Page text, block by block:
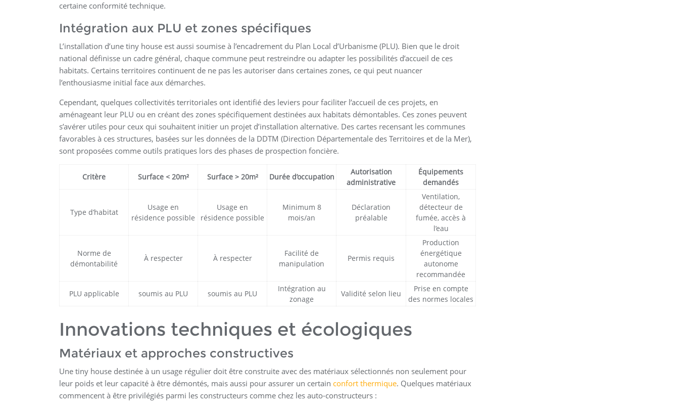
certaine conformité technique.
Intégration aux PLU et zones spécifiques
L’installation d’une tiny house est aussi soumise à l’encadrement du Plan Local d’Urbanisme (PLU). Bien que le droit
national définisse un cadre général, chaque commune peut restreindre ou adapter les possibilités d’accueil de ces
habitats. Certains territoires continuent de ne pas les autoriser dans certaines zones, ce qui peut nuancer
l’enthousiasme initial face aux démarches.
Cependant, quelques collectivités territoriales ont identifié des leviers pour faciliter l’accueil de ces projets, en
aménageant leur PLU ou en créant des zones spécifiquement destinées aux habitats démontables. Ces zones peuvent
s’avérer utiles pour ceux qui souhaitent initier un projet d’installation alternative. Des cartes recensant les communes
favorables à ces structures, basées sur les données de la DDTM (Direction Départementale des Territoires et de la Mer),
sont proposées comme outils pratiques lors des phases de prospection foncière.
Critère Surface < 20m² Surface > 20m² Durée d’occupation
Autorisation
administrative
Équipements
demandés
Type d’habitat
Usage en
résidence possible
Usage en
résidence possible
Minimum 8
mois/an
Déclaration
préalable
Ventilation,
détecteur de
fumée, accès à
l’eau
Norme de
démontabilité
À respecter À respecter
Facilité de
manipulation
Permis requis
Production
énergétique
autonome
recommandée
PLU applicable
soumis au PLU soumis au PLU
Intégration au
zonage
Validité selon lieu
Prise en compte
des normes locales
Innovations techniques et écologiques
Matériaux et approches constructives
Une tiny house destinée à un usage régulier doit être construite avec des matériaux sélectionnés non seulement pour
leur poids et leur capacité à être démontés, mais aussi pour assurer un certain confort thermique. Quelques matériaux
commencent à être privilégiés parmi les constructeurs comme chez les auto-constructeurs :